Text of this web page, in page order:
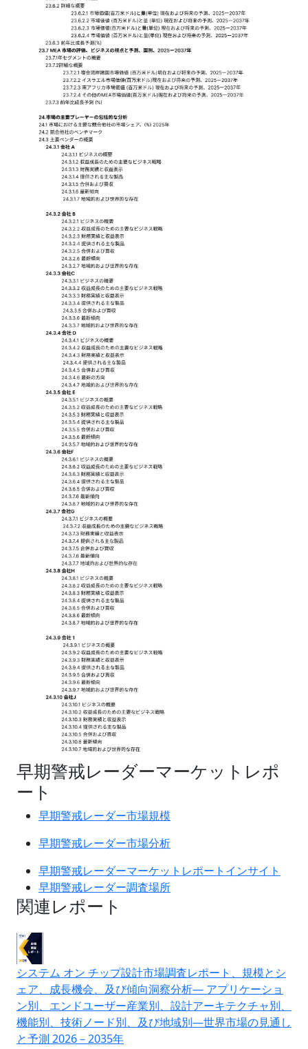
早期警戒レーダーマーケットレポ
ート
早期警戒レーダー市場規模
早期警戒レーダー市場分析
早期警戒レーダーマーケットレポートインサイト
早期警戒レーダー調査場所
関連レポート
システム オン チップ設計市場調査レポート、規模とシ
ェア、成長機会、及び傾向洞察分析― アプリケーショ
ン別、エンドユーザー産業別、設計アーキテクチャ別、
機能別、技術ノード別、及び地域別―世界市場の見通し
と予測 2026－2035年